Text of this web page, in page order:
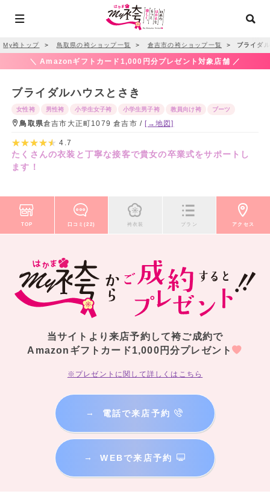
My袴トップ ＞ 鳥取県の袴ショップ一覧 ＞ 倉吉市の袴ショップ一覧 ＞ ブライダ
＼ Amazonギフトカード1,000円分プレゼント対象店舗 ／
ブライダルハウスとさき
女性袴 男性袴 小学生女子袴 小学生男子袴 教員向け袴 ブーツ
鳥取県倉吉市大正町1079 倉吉市 /[→地図]
4.7
たくさんの衣装と丁寧な接客で貴女の卒業式をサポートし
ます！
TOP 口コミ(22) 袴衣装 プラン アクセス
当サイトより来店予約して袴ご成約で
Amazonギフトカード1,000円分プレゼント
※プレゼントに関して詳しくはこちら
→ 電話で来店予約
→ WEBで来店予約